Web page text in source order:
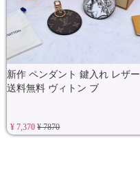
新作 ペンダント 鍵入れ レザー
送料無料 ヴィトン ブ
¥ 7,370¥ 7870